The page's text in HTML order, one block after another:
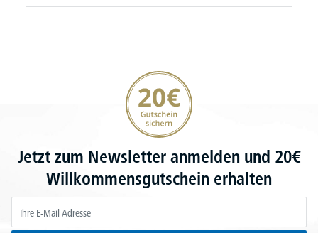
20€ Gutschein sichern
Jetzt zum Newsletter anmelden und 20€
Willkommensgutschein erhalten